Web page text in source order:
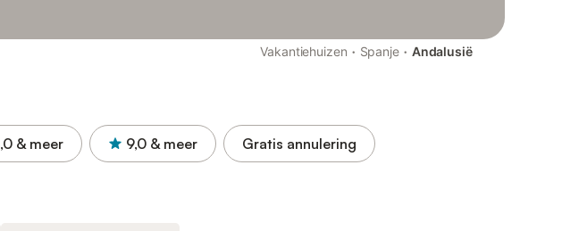
Vakantiehuizen · Spanje · Andalusië
& meer 9,0 & meer Gratis annulering